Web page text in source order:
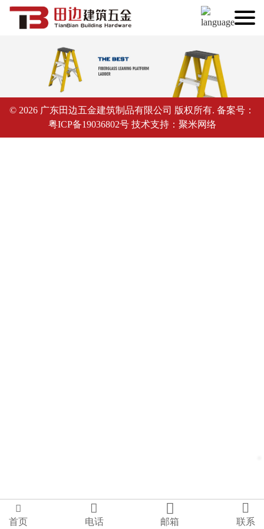

首页

电话

邮箱

联系
© 2026 广东田边五金建筑制品有限公司 版权所有. 备案号：
粤ICP备19036802号技术支持： 聚米网络